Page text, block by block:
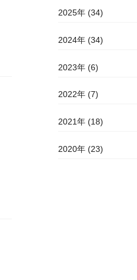
2025年 (34)
2024年 (34)
2023年 (6)
2022年 (7)
2021年 (18)
2020年 (23)